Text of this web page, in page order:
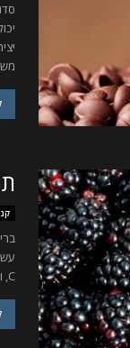
C, ויטמין K וסיבים תזונתיים. אוכמניות שחורות ידועות כמשפרות...